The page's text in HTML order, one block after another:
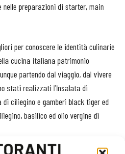
nelle preparazioni di starter, main
per conoscere le identità culinarie
cucina italiana patrimonio
partendo dal viaggio, dal vivere
stati realizzati l’Insalata di
di ciliegino e gamberi black tiger ed
basilico ed olio vergine di